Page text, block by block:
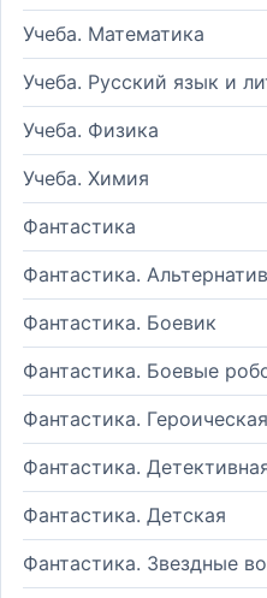
Учеба. Математика
Учеба. Русский язык и
Учеба. Физика
Учеба. Химия
Фантастика
Фантастика.
Фантастика. Боевик
Фантастика. Боевые
Фантастика. Героическая
Фантастика.
Фантастика. Детская
Фантастика. Звездные